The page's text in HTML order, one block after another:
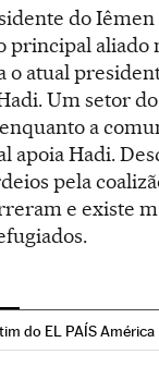
do Iêmen
principal aliado
o atual
Um setor
a
apoia Hadi.
pela
e existe
do EL PAÍS América